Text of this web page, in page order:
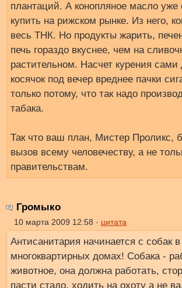
плантаций. А конопляное масло
купить на рижском рынке. Из него,
весь ТНК. Но продукты жарить,
печь гораздо вкуснее, чем на
растительном. Насчет курения сами
косячок под вечер вреднее пачки
только потому, что так надо
табака.
Так что ваш план, Мистер Проликс,
вызов всему человечеству, а не
правительствам.
Громыко
10 марта 2009 12:58 · цитата
Антисанитария начинается с собак в
многоквартирных домах! Собака -
животное, она должна работать,
пасти стадо, ходить на охоту а не